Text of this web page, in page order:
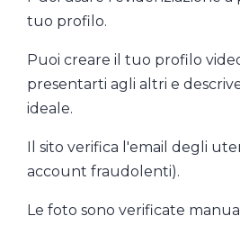
tuo profilo.
Puoi creare il tuo profilo
presentarti agli altri e
ideale.
Il sito verifica l'email degli
account fraudolenti).
Le foto sono verificate